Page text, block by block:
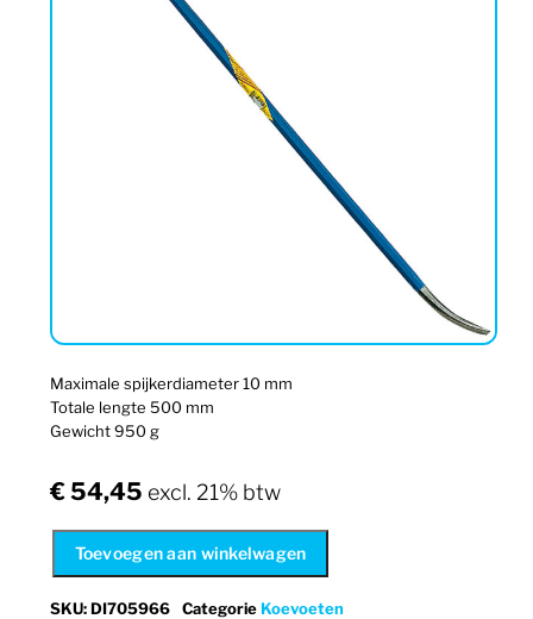
Maximale spijkerdiameter 10 mm
Totale lengte 500 mm
Gewicht 950 g
€54,45 excl. 21% btw
Toevoegen aan winkelwagen
SKU:DI705966 CategorieKoevoeten